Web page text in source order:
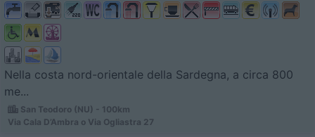
Nella costa nord-orientale della Sardegna, a circa 800
me...
San Teodoro (NU) - 100km
Via Cala D’Ambra o Via Ogliastra 27